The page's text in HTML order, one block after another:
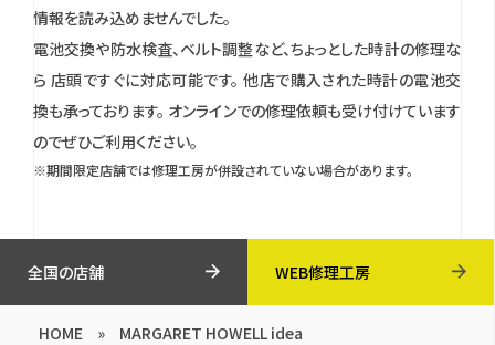
情報を読み込めませんでした。
電池交換や防水検査、ベルト調整など、ちょっとした時計の修理な
ら 店頭ですぐに対応可能です。 他店で購入された時計の電池交
換も承っております。 オンラインでの修理依頼も受け付けています
のでぜひご利用ください。
※期間限定店舗では修理工房が併設されていない場合があります。
全国の店舗 WEB修理工房
HOME » MARGARET HOWELL idea